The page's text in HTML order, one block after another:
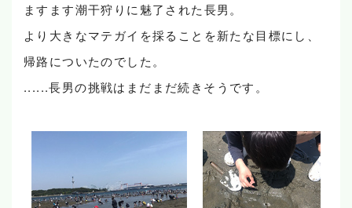
ますます潮干狩りに魅了された長男。
より大きなマテガイを採ることを新たな目標にし、
帰路についたのでした。
......長男の挑戦はまだまだ続きそうです。